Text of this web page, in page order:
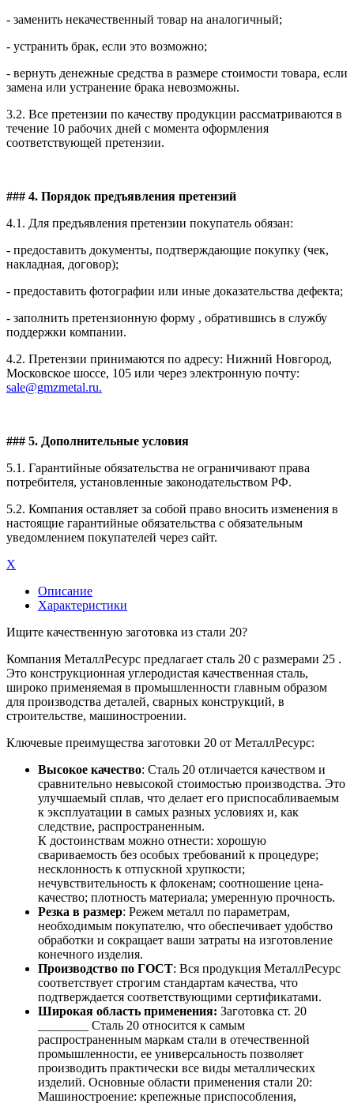
- заменить некачественный товар на аналогичный;
- устранить брак, если это возможно;
- вернуть денежные средства в размере стоимости товара, если
замена или устранение брака невозможны.
3.2. Все претензии по качеству продукции рассматриваются в
течение 10 рабочих дней с момента оформления
соответствующей претензии.
### 4. Порядок предъявления претензий
4.1. Для предъявления претензии покупатель обязан:
- предоставить документы, подтверждающие покупку (чек,
накладная, договор);
- предоставить фотографии или иные доказательства дефекта;
- заполнить претензионную форму , обратившись в службу
поддержки компании.
4.2. Претензии принимаются по адресу: Нижний Новгород,
Московское шоссе, 105 или через электронную почту:
sale@gmzmetal.ru.
### 5. Дополнительные условия
5.1. Гарантийные обязательства не ограничивают права
потребителя, установленные законодательством РФ.
5.2. Компания оставляет за собой право вносить изменения в
настоящие гарантийные обязательства с обязательным
уведомлением покупателей через сайт.
X
Описание
Характеристики
Ищите качественную заготовка из стали 20?
Компания МеталлРесурс предлагает сталь 20 с размерами 25 .
Это конструкционная углеродистая качественная сталь,
широко применяемая в промышленности главным образом
для производства деталей, сварных конструкций, в
строительстве, машиностроении.
Ключевые преимущества заготовки 20 от МеталлРесурс:
Высокое качество: Сталь 20 отличается качеством и
сравнительно невысокой стоимостью производства. Это
улучшаемый сплав, что делает его приспосабливаемым
к эксплуатации в самых разных условиях и, как
следствие, распространенным.
К достоинствам можно отнести: хорошую
свариваемость без особых требований к процедуре;
несклонность к отпускной хрупкости;
нечувствительность к флокенам; соотношение цена-
качество; плотность материала; умеренную прочность.
Резка в размер: Режем металл по параметрам,
необходимым покупателю, что обеспечивает удобство
обработки и сокращает ваши затраты на изготовление
конечного изделия.
Производство по ГОСТ: Вся продукция МеталлРесурс
соответствует строгим стандартам качества, что
подтверждается соответствующими сертификатами.
Широкая область применения: Заготовка ст. 20
________ Сталь 20 относится к самым
распространенным маркам стали в отечественной
промышленности, ее универсальность позволяет
производить практически все виды металлических
изделий. Основные области применения стали 20:
Машиностроение: крепежные приспособления,